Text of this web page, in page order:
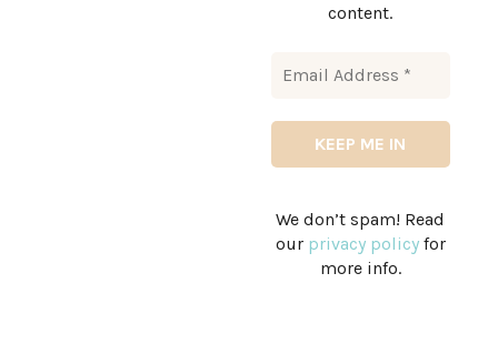
content.
We don’t spam! Read
our privacy policyfor
more info.